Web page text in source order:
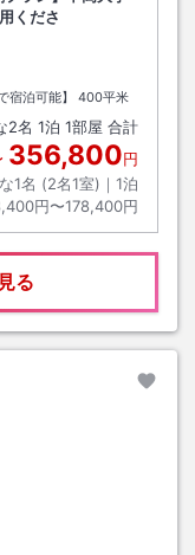
くださ
宿泊可能】
400平米
2名 1泊 1部屋 合計
356,800円
1名 (2名1室)｜ 1泊
円〜178,400円
る